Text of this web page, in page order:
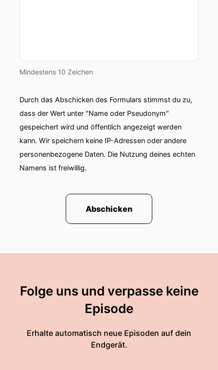
Mindestens 10 Zeichen
Durch das Abschicken des Formulars stimmst du zu,
dass der Wert unter "Name oder Pseudonym"
gespeichert wird und öffentlich angezeigt werden
kann. Wir speichern keine IP-Adressen oder andere
personenbezogene Daten. Die Nutzung deines echten
Namens ist freiwillig.
Abschicken
Folge uns und verpasse keine
Episode
Erhalte automatisch neue Episoden auf dein
Endgerät.